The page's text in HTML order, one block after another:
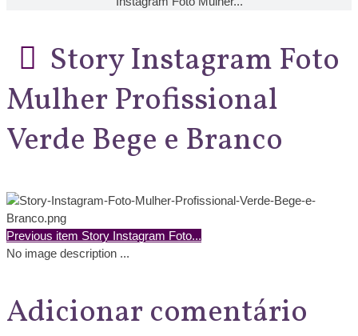
Story Instagram Foto
Mulher Profissional
Verde Bege e Branco
Previous item Story Instagram Foto...
No image description ...
Adicionar comentário